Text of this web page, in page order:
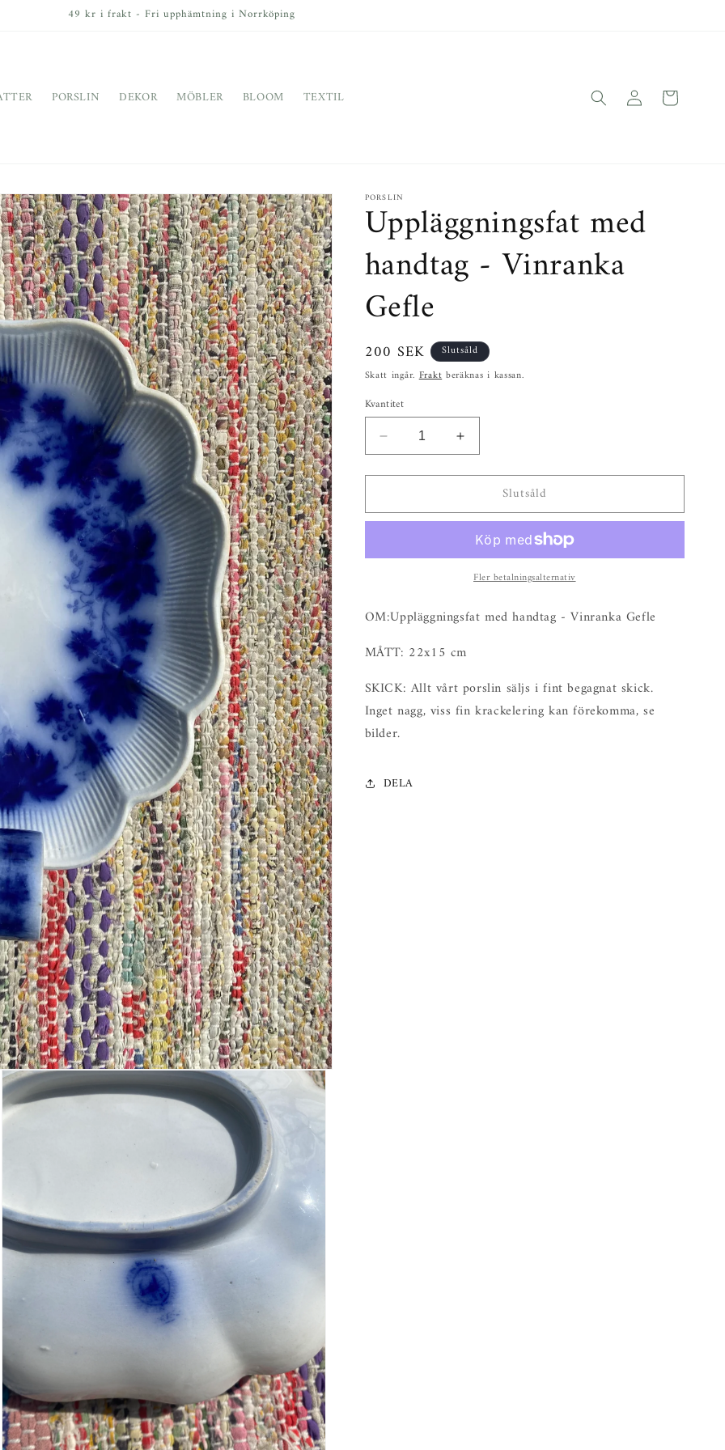
49 kr i frakt - Fri upphämtning i Norrköping
PORSLIN DEKOR MÖBLER BLOOM TEXTIL
Logga
in
Varukorg
PORSLIN
Uppläggningsfat med
handtag - Vinranka
Gefle
Ordinarie
pris
200 SEK
Slutsåld
Skatt ingår.Fraktberäknas i kassan.
Kvantitet
Minska
kvantitet
för
med
Vinranka
Öka
kvantitet
för
Uppläggningsfat
med
Vinranka
Gefle
Slutsåld
Fler betalningsalternativ
OM:Uppläggningsfat med handtag - Vinranka Gefle
MÅTT: 22x15 cm
SKICK: Allt vårt porslin säljs i fint begagnat skick.
Inget nagg, viss fin krackelering kan förekomma, se
bilder.
DELA